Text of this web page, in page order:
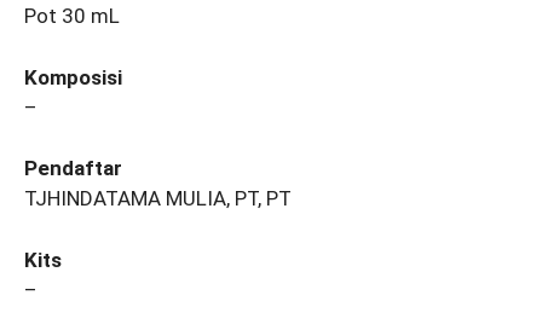
Pot 30 mL
Komposisi
–
Pendaftar
TJHINDATAMA MULIA, PT, PT
Kits
–